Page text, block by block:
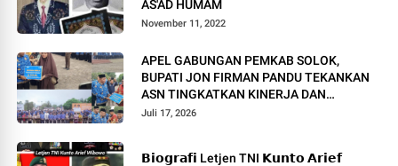
AS'AD HUMAM
November 11, 2022
APEL GABUNGAN PEMKAB SOLOK,
BUPATI JON FIRMAN PANDU TEKANKAN
ASN TINGKATKAN KINERJA DAN
PELAYANAN MASYARAKAT.
Juli 17, 2026
𝗕𝗶𝗼𝗴𝗿𝗮𝗳𝗶 Letjen TNI 𝗞𝘂𝗻𝘁𝗼 𝗔𝗿𝗶𝗲𝗳